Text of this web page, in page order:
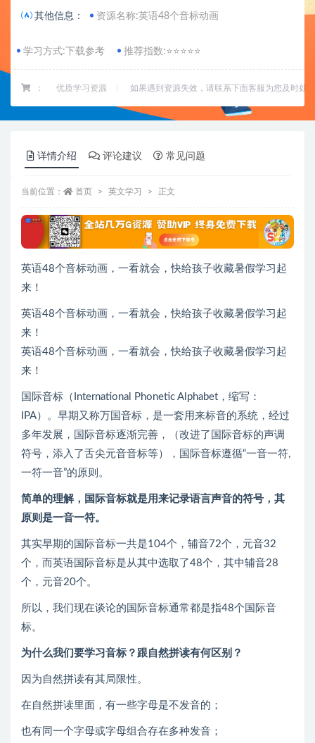
其他信息： 资源名称:英语48个音标动画
学习方式:下载参考 推荐指数:⭐⭐⭐⭐⭐
： 优质学习资源 如果遇到资源失效，请联系下面客服为您及时处理
详情介绍 评论建议 常见问题
当前位置： 首页 英文学习 正文
英语48个音标动画，一看就会，快给孩子收藏暑假学习起
来！
英语48个音标动画，一看就会，快给孩子收藏暑假学习起
来！
英语48个音标动画，一看就会，快给孩子收藏暑假学习起
来！
国际音标（International Phonetic Alphabet，缩写：
IPA）。早期又称万国音标，是一套用来标音的系统，经过
多年发展，国际音标逐渐完善，（改进了国际音标的声调
符号，添入了舌尖元音音标等），国际音标遵循“一音一符,
一符一音”的原则。
简单的理解，国际音标就是用来记录语言声音的符号，其
原则是一音一符。
其实早期的国际音标一共是104个，辅音72个，元音32
个，而英语国际音标是从其中选取了48个，其中辅音28
个，元音20个。
所以，我们现在谈论的国际音标通常都是指48个国际音
标。
为什么我们要学习音标？跟自然拼读有何区别？
因为自然拼读有其局限性。
在自然拼读里面，有一些字母是不发音的；
也有同一个字母或字母组合存在多种发音；